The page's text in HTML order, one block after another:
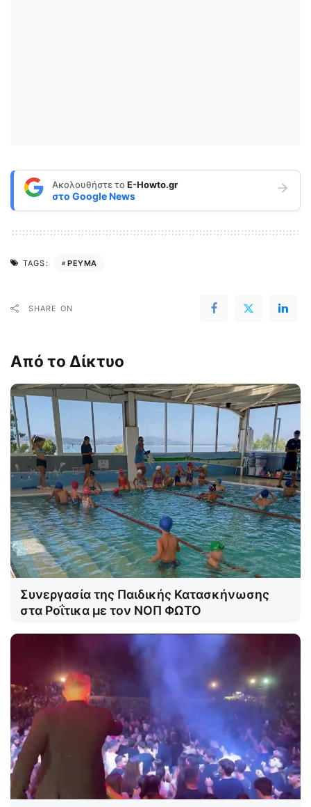
Ακολουθήστε τοE-Howto.gr
στο Google News
TAGS: ΡΕΥΜΑ
SHARE ON
Από το Δίκτυο
Συνεργασία της Παιδικής Κατασκήνωσης
στα Ροΐτικα με τον ΝΟΠ ΦΩΤΟ